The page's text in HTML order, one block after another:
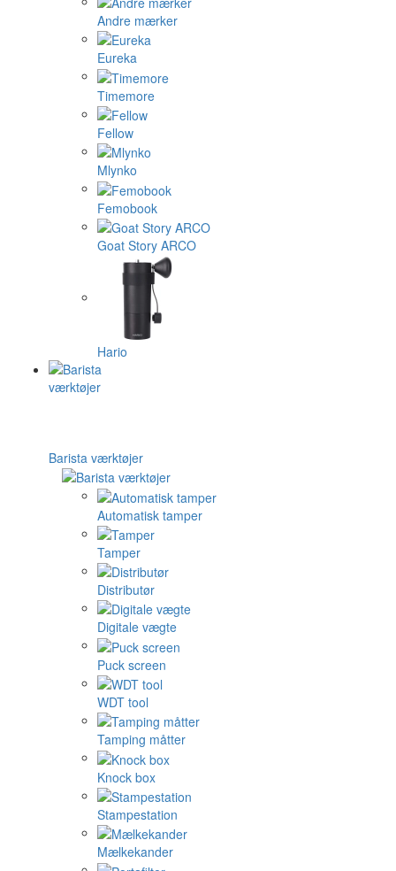
Andre mærker
Eureka
Timemore
Fellow
Mlynko
Femobook
Goat Story ARCO
Hario
Barista værktøjer
Automatisk tamper
Tamper
Distributør
Digitale vægte
Puck screen
WDT tool
Tamping måtter
Knock box
Stampestation
Mælkekander